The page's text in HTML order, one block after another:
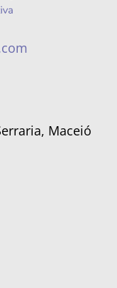
Maceió